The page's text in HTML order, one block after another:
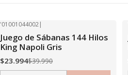
'01001044002|
Juego de Sábanas 144 Hilos
King Napoli Gris
$23.994$39.990